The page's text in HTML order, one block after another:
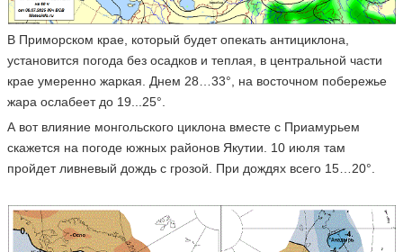
В Приморском крае, который будет опекать антициклона,
установится погода без осадков и теплая, в центральной части
крае умеренно жаркая. Днем 28…33°, на восточном побережье
жара ослабеет до 19...25°.
А вот влияние монгольского циклона вместе с Приамурьем
скажется на погоде южных районов Якутии. 10 июля там
пройдет ливневый дождь с грозой. При дождях всего 15…20°.